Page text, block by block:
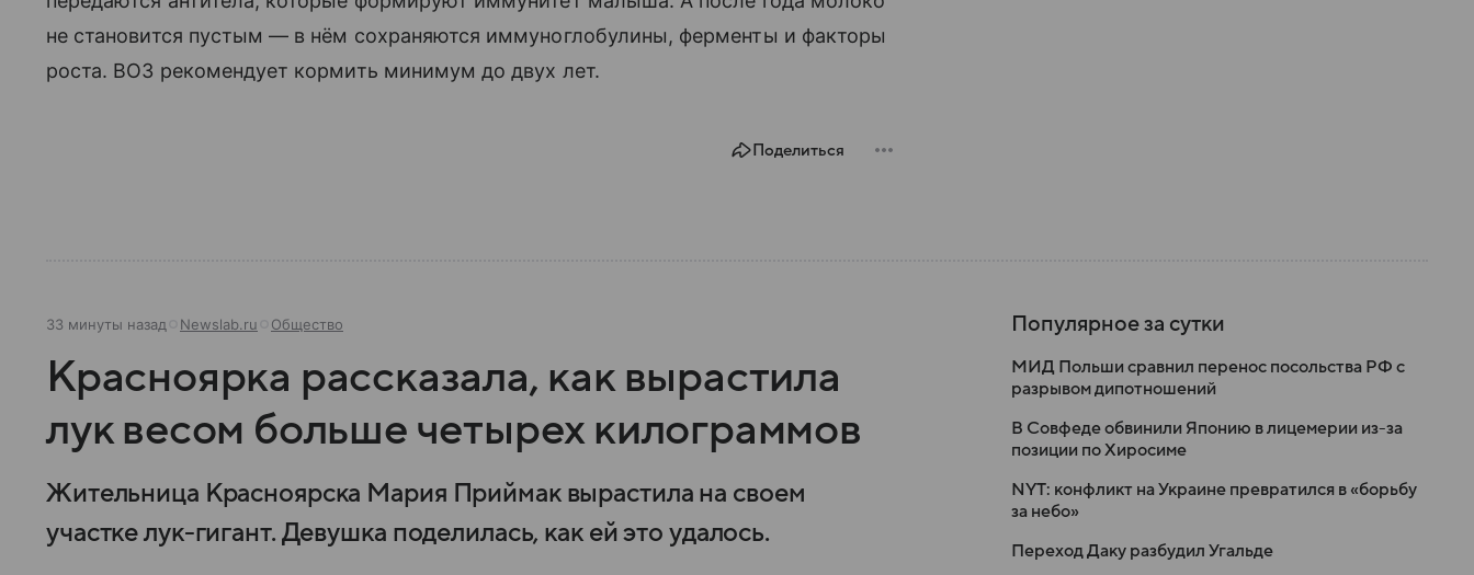
не становится пустым — в нём сохраняются иммуноглобулины, ферменты и факторы
роста. ВОЗ рекомендует кормить минимум до двух лет.
Поделиться
33 минуты назад Newslab.ru Общество
Красноярка рассказала, как вырастила
лук весом больше четырех килограммов
Жительница Красноярска Мария Приймак вырастила на своем
участке лук-гигант. Девушка поделилась, как ей это удалось.
Популярное за сутки
МИД Польши сравнил перенос посольства РФ с
разрывом дипотношений
В Совфеде обвинили Японию в лицемерии из-за
позиции по Хиросиме
NYT: конфликт на Украине превратился в «борьбу
за небо»
Переход Даку разбудил Угальде